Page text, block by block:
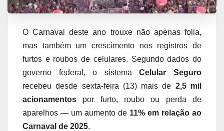
O Carnaval deste ano trouxe não apenas folia,
mas também um crescimento nos registros de
furtos e roubos de celulares. Segundo dados do
governo federal, o sistemaCelular Seguro
recebeu desde sexta-feira (13) mais de 2,5 mil
acionamentos por furto, roubo ou perda de
aparelhos — um aumento de 11% em relação ao
Carnaval de 2025.